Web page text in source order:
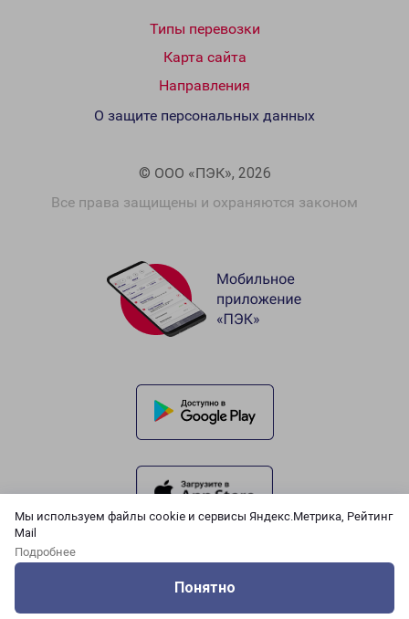
Мы используем файлы cookie и сервисы Яндекс.Метрика, Рейтинг
Mail
Подробнее
Понятно
Типы перевозки
Карта сайта
Направления
© ООО «ПЭК», 2026
Все права защищены и охраняются законом
О защите персональных данных